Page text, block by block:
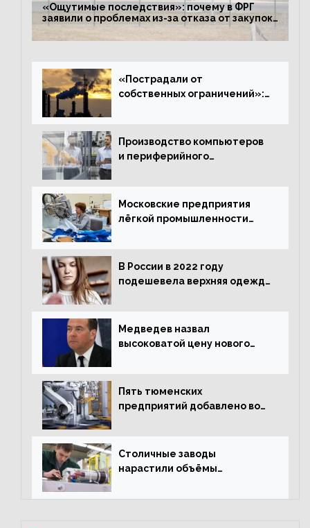
«Ощутимые последствия»: почему в ФРГ
заявили о проблемах из-за отказа от закупок
российского газа
«Пострадали от
собственных ограничений»:
промышленности
Производство компьютеров
и периферийного
Московские предприятия
лёгкой промышленности
В России в 2022 году
подешевела верхняя одежда
Медведев назвал
высоковатой цену нового
Пять тюменских
предприятий добавлено во
туризма
Столичные заводы
нарастили объёмы
электрооборудования на